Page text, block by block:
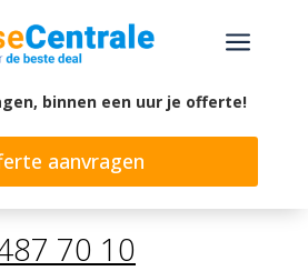
a
binnen een uur je offerte!
aanvragen
70 10